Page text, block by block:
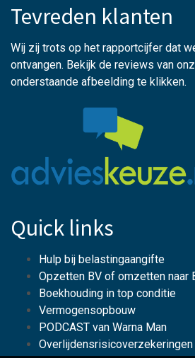
Tevreden klanten
Wij zij trots op het rapportcijfer dat
ontvangen. Bekijk de reviews van
onderstaande afbeelding te klikken.
Quick links
Hulp bij belastingaangifte
Opzetten BV of omzetten naar
Boekhouding in top conditie
Vermogensopbouw
PODCAST van Warna Man
Overlijdensrisicoverzekeringen